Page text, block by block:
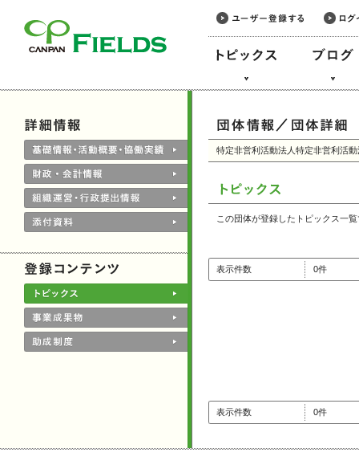
特定非営利活動法人特定非営利活
この団体が登録したトピックス一
表示件数 0件
表示件数 0件